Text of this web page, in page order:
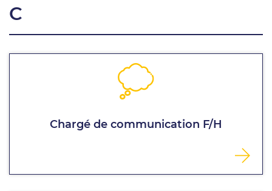
C
Chargé de communication F/H